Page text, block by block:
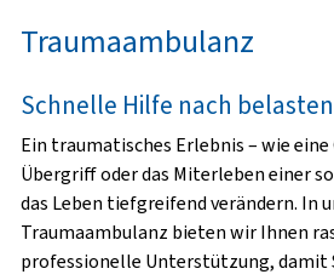
Traumaambulanz
Schnelle Hilfe nach
Ein traumatisches Erlebnis – wie
Übergriff oder das Miterleben einer
das Leben tiefgreifend verändern. In
Traumaambulanz bieten wir Ihnen
professionelle Unterstützung, damit